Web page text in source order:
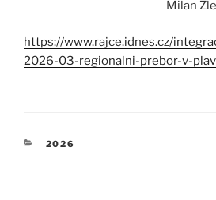
Milan
https://www.rajce.idnes.cz/
2026-03-regionalni-prebor-v-
RUBRIKY
2026